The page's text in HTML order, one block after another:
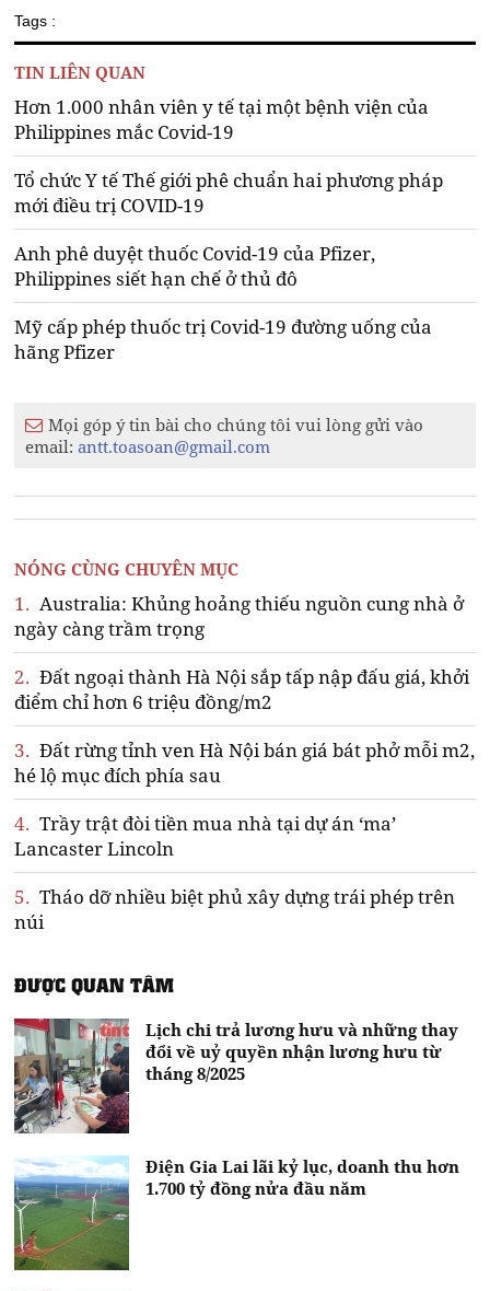
Tags :
TIN LIÊN QUAN
Hơn 1.000 nhân viên y tế tại một bệnh viện của
Philippines mắc Covid-19
Tổ chức Y tế Thế giới phê chuẩn hai phương pháp
mới điều trị COVID-19
Anh phê duyệt thuốc Covid-19 của Pfizer,
Philippines siết hạn chế ở thủ đô
Mỹ cấp phép thuốc trị Covid-19 đường uống của
hãng Pfizer
Mọi góp ý tin bài cho chúng tôi vui lòng gửi vào
email:antt.toasoan@gmail.com
NÓNG CÙNG CHUYÊN MỤC
1. Australia: Khủng hoảng thiếu nguồn cung nhà ở
ngày càng trầm trọng
2. Đất ngoại thành Hà Nội sắp tấp nập đấu giá, khởi
điểm chỉ hơn 6 triệu đồng/m2
3. Đất rừng tỉnh ven Hà Nội bán giá bát phở mỗi m2,
hé lộ mục đích phía sau
4. Trầy trật đòi tiền mua nhà tại dự án ‘ma’
Lancaster Lincoln
5. Tháo dỡ nhiều biệt phủ xây dựng trái phép trên
núi
ĐƯỢC QUAN TÂM
Lịch chi trả lương hưu và những thay
đổi về uỷ quyền nhận lương hưu từ
tháng 8/2025
Điện Gia Lai lãi kỷ lục, doanh thu hơn
1.700 tỷ đồng nửa đầu năm